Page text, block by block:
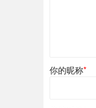
你的昵称*